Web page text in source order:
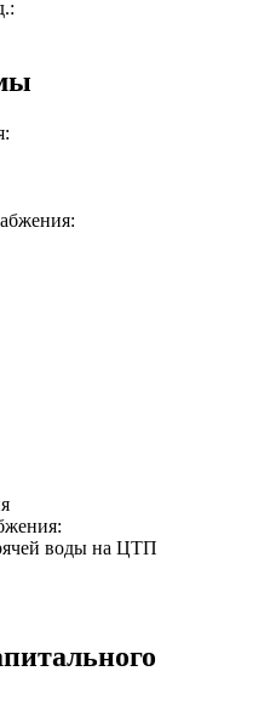
воды на ЦТП